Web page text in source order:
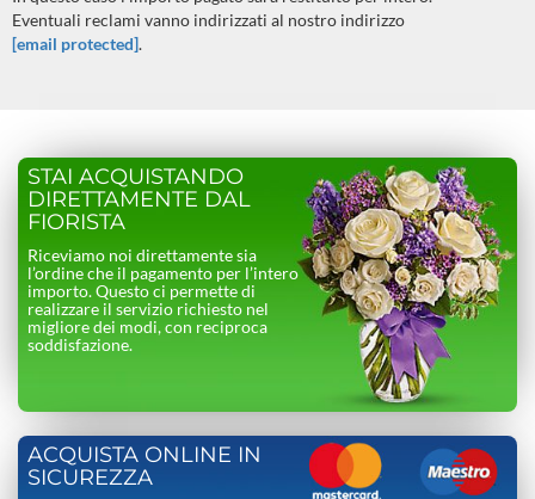
Eventuali reclami vanno indirizzati al nostro indirizzo
[email protected].
STAI ACQUISTANDO
DIRETTAMENTE DAL
FIORISTA
Riceviamo noi direttamente sia
l’ordine che il pagamento per l’intero
importo. Questo ci permette di
realizzare il servizio richiesto nel
migliore dei modi, con reciproca
soddisfazione.
ACQUISTA ONLINE IN
SICUREZZA